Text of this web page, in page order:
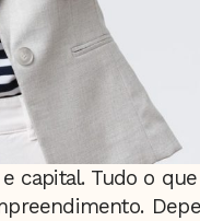
capital. Tudo o